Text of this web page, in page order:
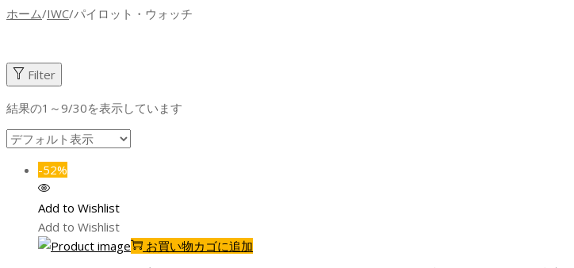
ホーム/IWC/パイロット・ウォッチ
Filter
結果の1～9/30を表示しています
-52%
Add to Wishlist
Add to Wishlist
お買い物カゴに追加